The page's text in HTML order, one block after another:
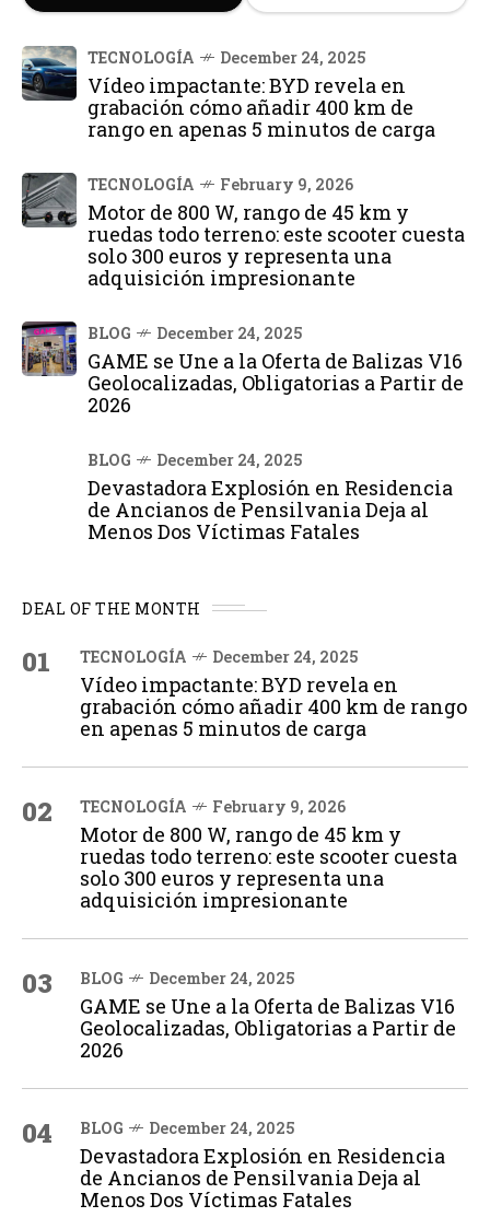
TECNOLOGÍA December 24, 2025
Vídeo impactante: BYD revela en
grabación cómo añadir 400 km de
rango en apenas 5 minutos de carga
TECNOLOGÍA February 9, 2026
Motor de 800 W, rango de 45 km y
ruedas todo terreno: este scooter cuesta
solo 300 euros y representa una
adquisición impresionante
BLOG December 24, 2025
GAME se Une a la Oferta de Balizas V16
Geolocalizadas, Obligatorias a Partir de
2026
BLOG December 24, 2025
Devastadora Explosión en Residencia
de Ancianos de Pensilvania Deja al
Menos Dos Víctimas Fatales
DEAL OF THE MONTH
01 TECNOLOGÍA December 24, 2025
Vídeo impactante: BYD revela en
grabación cómo añadir 400 km de rango
en apenas 5 minutos de carga
02 TECNOLOGÍA February 9, 2026
Motor de 800 W, rango de 45 km y
ruedas todo terreno: este scooter cuesta
solo 300 euros y representa una
adquisición impresionante
03 BLOG December 24, 2025
GAME se Une a la Oferta de Balizas V16
Geolocalizadas, Obligatorias a Partir de
2026
04 BLOG December 24, 2025
Devastadora Explosión en Residencia
de Ancianos de Pensilvania Deja al
Menos Dos Víctimas Fatales